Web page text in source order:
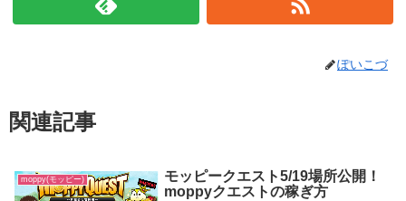
ぽいこづ
関連記事
moppy(モッピー)
モッピークエスト5/19場所公開！
moppyクエストの稼ぎ方